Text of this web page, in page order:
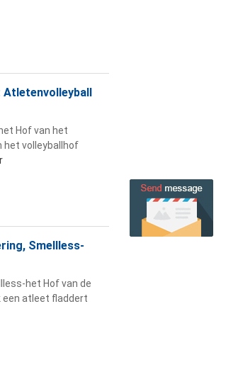
Atletenvolleyball
Hof van het
het volleyballhof
Smellless-
het Hof van de
een atleet fladdert